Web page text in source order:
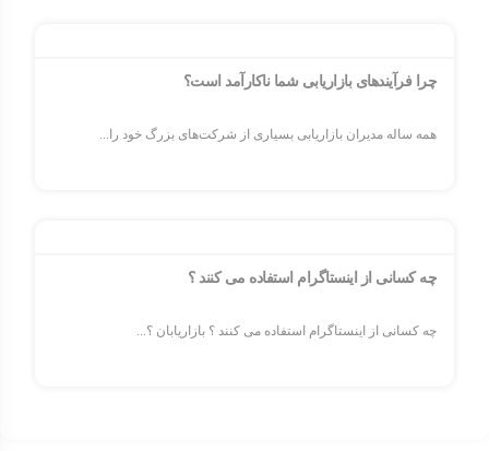
چرا فرآیندهای بازاریابی شما ناکارآمد است؟
همه ساله مدیران بازاریابی بسیاری از شرکت‌های بزرگ خود را...
چه کسانی از اینستاگرام استفاده می کنند ؟
چه کسانی از اینستاگرام استفاده می کنند ؟ بازاریابان ؟...